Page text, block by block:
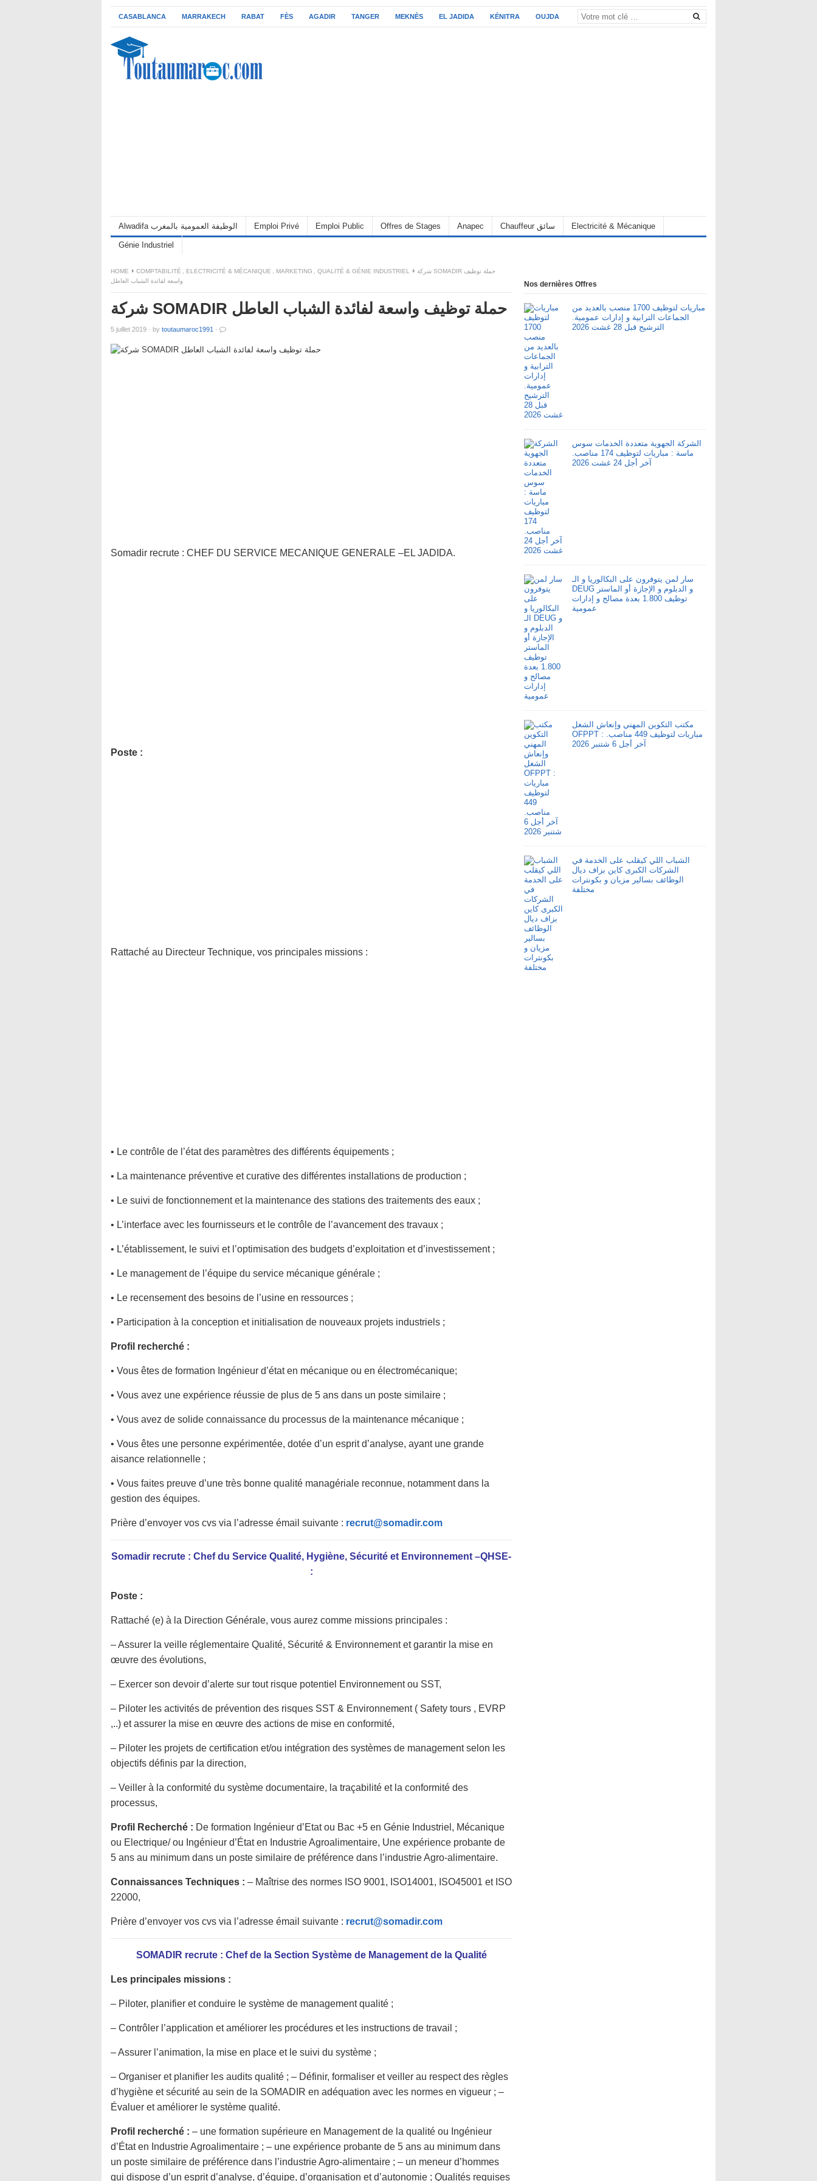
CASABLANCA MARRAKECH RABAT FÈS AGADIR TANGER MEKNÈS EL JADIDA KÉNITRA OUJDA
Alwadifa الوظيفة العمومية بالمغرب Emploi Privé Emploi Public Offres de Stages Anapec Chauffeur سائق Electricité & Mécanique
Génie Industriel
HOME COMPTABILITÉ ELECTRICITÉ & MÉCANIQUE MARKETING QUALITÉ & GÉNIE INDUSTRIEL
شركة SOMADIR حملة توظيف
واسعة لفائدة الشباب العاطل
شركة SOMADIR حملة توظيف واسعة لفائدة الشباب العاطل
5 juillet 2019 · by toutaumaroc1991 ·
Somadir recrute : CHEF DU SERVICE MECANIQUE GENERALE –EL JADIDA.
Poste :
Rattaché au Directeur Technique, vos principales missions :
• Le contrôle de l’état des paramètres des différents équipements ;
• La maintenance préventive et curative des différentes installations de production ;
• Le suivi de fonctionnement et la maintenance des stations des traitements des eaux ;
• L’interface avec les fournisseurs et le contrôle de l’avancement des travaux ;
• L’établissement, le suivi et l’optimisation des budgets d’exploitation et d’investissement ;
• Le management de l’équipe du service mécanique générale ;
• Le recensement des besoins de l’usine en ressources ;
• Participation à la conception et initialisation de nouveaux projets industriels ;
Profil recherché :
• Vous êtes de formation Ingénieur d’état en mécanique ou en électromécanique;
• Vous avez une expérience réussie de plus de 5 ans dans un poste similaire ;
• Vous avez de solide connaissance du processus de la maintenance mécanique ;
• Vous êtes une personne expérimentée, dotée d’un esprit d’analyse, ayant une grande
aisance relationnelle ;
• Vous faites preuve d’une très bonne qualité managériale reconnue, notamment dans la
gestion des équipes.
Prière d’envoyer vos cvs via l’adresse émail suivante : recrut@somadir.com
Somadir recrute : Chef du Service Qualité, Hygiène, Sécurité et Environnement –QHSE-
:
Poste :
Rattaché (e) à la Direction Générale, vous aurez comme missions principales :
– Assurer la veille réglementaire Qualité, Sécurité & Environnement et garantir la mise en
œuvre des évolutions,
– Exercer son devoir d’alerte sur tout risque potentiel Environnement ou SST,
– Piloter les activités de prévention des risques SST & Environnement ( Safety tours , EVRP
,..) et assurer la mise en œuvre des actions de mise en conformité,
– Piloter les projets de certification et/ou intégration des systèmes de management selon les
objectifs définis par la direction,
– Veiller à la conformité du système documentaire, la traçabilité et la conformité des
processus,
Profil Recherché : De formation Ingénieur d’Etat ou Bac +5 en Génie Industriel, Mécanique
ou Electrique/ ou Ingénieur d’État en Industrie Agroalimentaire, Une expérience probante de
5 ans au minimum dans un poste similaire de préférence dans l’industrie Agro-alimentaire.
Connaissances Techniques : – Maîtrise des normes ISO 9001, ISO14001, ISO45001 et ISO
22000,
Prière d’envoyer vos cvs via l’adresse émail suivante : recrut@somadir.com
SOMADIR recrute : Chef de la Section Système de Management de la Qualité
Les principales missions :
– Piloter, planifier et conduire le système de management qualité ;
– Contrôler l’application et améliorer les procédures et les instructions de travail ;
– Assurer l’animation, la mise en place et le suivi du système ;
– Organiser et planifier les audits qualité ; – Définir, formaliser et veiller au respect des règles
d’hygiène et sécurité au sein de la SOMADIR en adéquation avec les normes en vigueur ; –
Évaluer et améliorer le système qualité.
Profil recherché : – une formation supérieure en Management de la qualité ou Ingénieur
d’État en Industrie Agroalimentaire ; – une expérience probante de 5 ans au minimum dans
un poste similaire de préférence dans l’industrie Agro-alimentaire ; – un meneur d’hommes
qui dispose d’un esprit d’analyse, d’équipe, d’organisation et d’autonomie ; Qualités requises
Nos dernières Offres
مباريات لتوظيف 1700 منصب بالعديد من
الجماعات الترابية و إدارات عمومية.
الترشيح قبل 28 غشت 2026
الشركة الجهوية متعددة الخدمات سوس
ماسة : مباريات لتوظيف 174 مناصب.
آخر أجل 24 غشت 2026
سار لمن يتوفرون على البكالوريا و الـ
DEUG و الدبلوم و الإجازة أو الماستر
توظيف 1.800 بعدة مصالح و إدارات
عمومية
مكتب التكوين المهني وإنعاش الشغل
OFPPT : مباريات لتوظيف 449 مناصب.
آخر أجل 6 شتنبر 2026
الشباب اللي كيقلب على الخدمة في
الشركات الكبرى كاين بزاف ديال
الوظائف بسالير مزيان و بكونترات
مختلفة